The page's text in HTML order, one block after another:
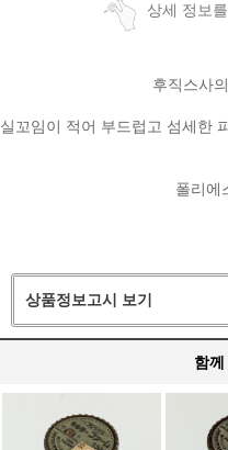
상세 정보
후직스사
실꼬임이 적어 부드럽고 섬세한
폴리에
상품정보고시 보기
함